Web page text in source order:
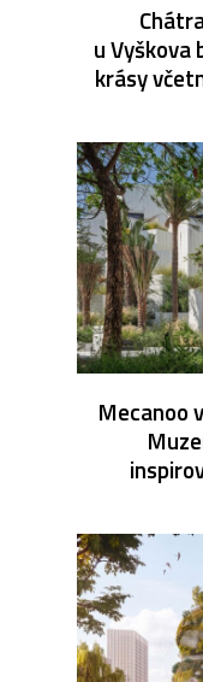
u Vyškova
krásy
Mecanoo